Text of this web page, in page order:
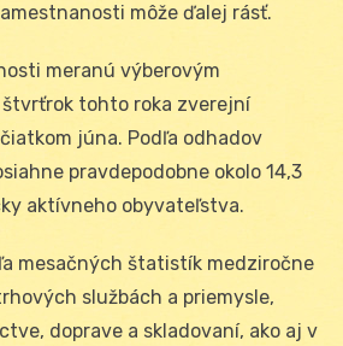
môže ďalej rásť.
meranú výberovým
tohto roka zverejní
júna. Podľa odhadov
pravdepodobne okolo 14,3
aktívneho obyvateľstva.
mesačných štatistík medziročne
službách a priemysle,
doprave a skladovaní, ako aj v